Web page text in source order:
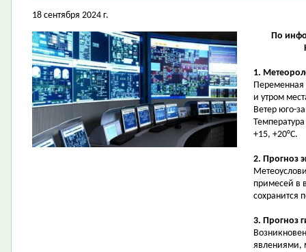
18 сентября 2024 г.
По
1.
Переменная
и утром
Ветер юго-
+15, +20°С.
2. Прогноз
примесей в
сохранится
3. Прогноз
явлениями,